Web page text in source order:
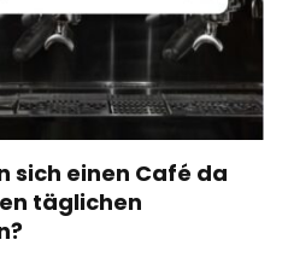
sich einen Café da
täglichen